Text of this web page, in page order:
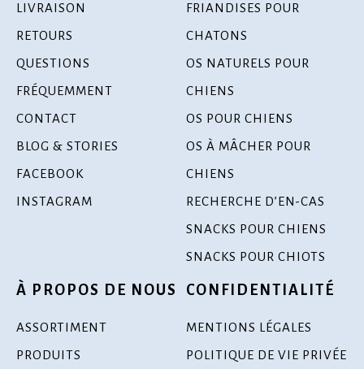
LIVRAISON
RETOURS
QUESTIONS
FRÉQUEMMENT
CONTACT
BLOG & STORIES
FACEBOOK
INSTAGRAM
FRIANDISES POUR
CHATONS
OS NATURELS POUR
CHIENS
OS POUR CHIENS
OS À MÂCHER POUR
CHIENS
RECHERCHE D’EN-CAS
SNACKS POUR CHIENS
SNACKS POUR CHIOTS
À PROPOS DE NOUS
ASSORTIMENT
PRODUITS
CONFIDENTIALITÉ
MENTIONS LÉGALES
POLITIQUE DE VIE PRIVÉE